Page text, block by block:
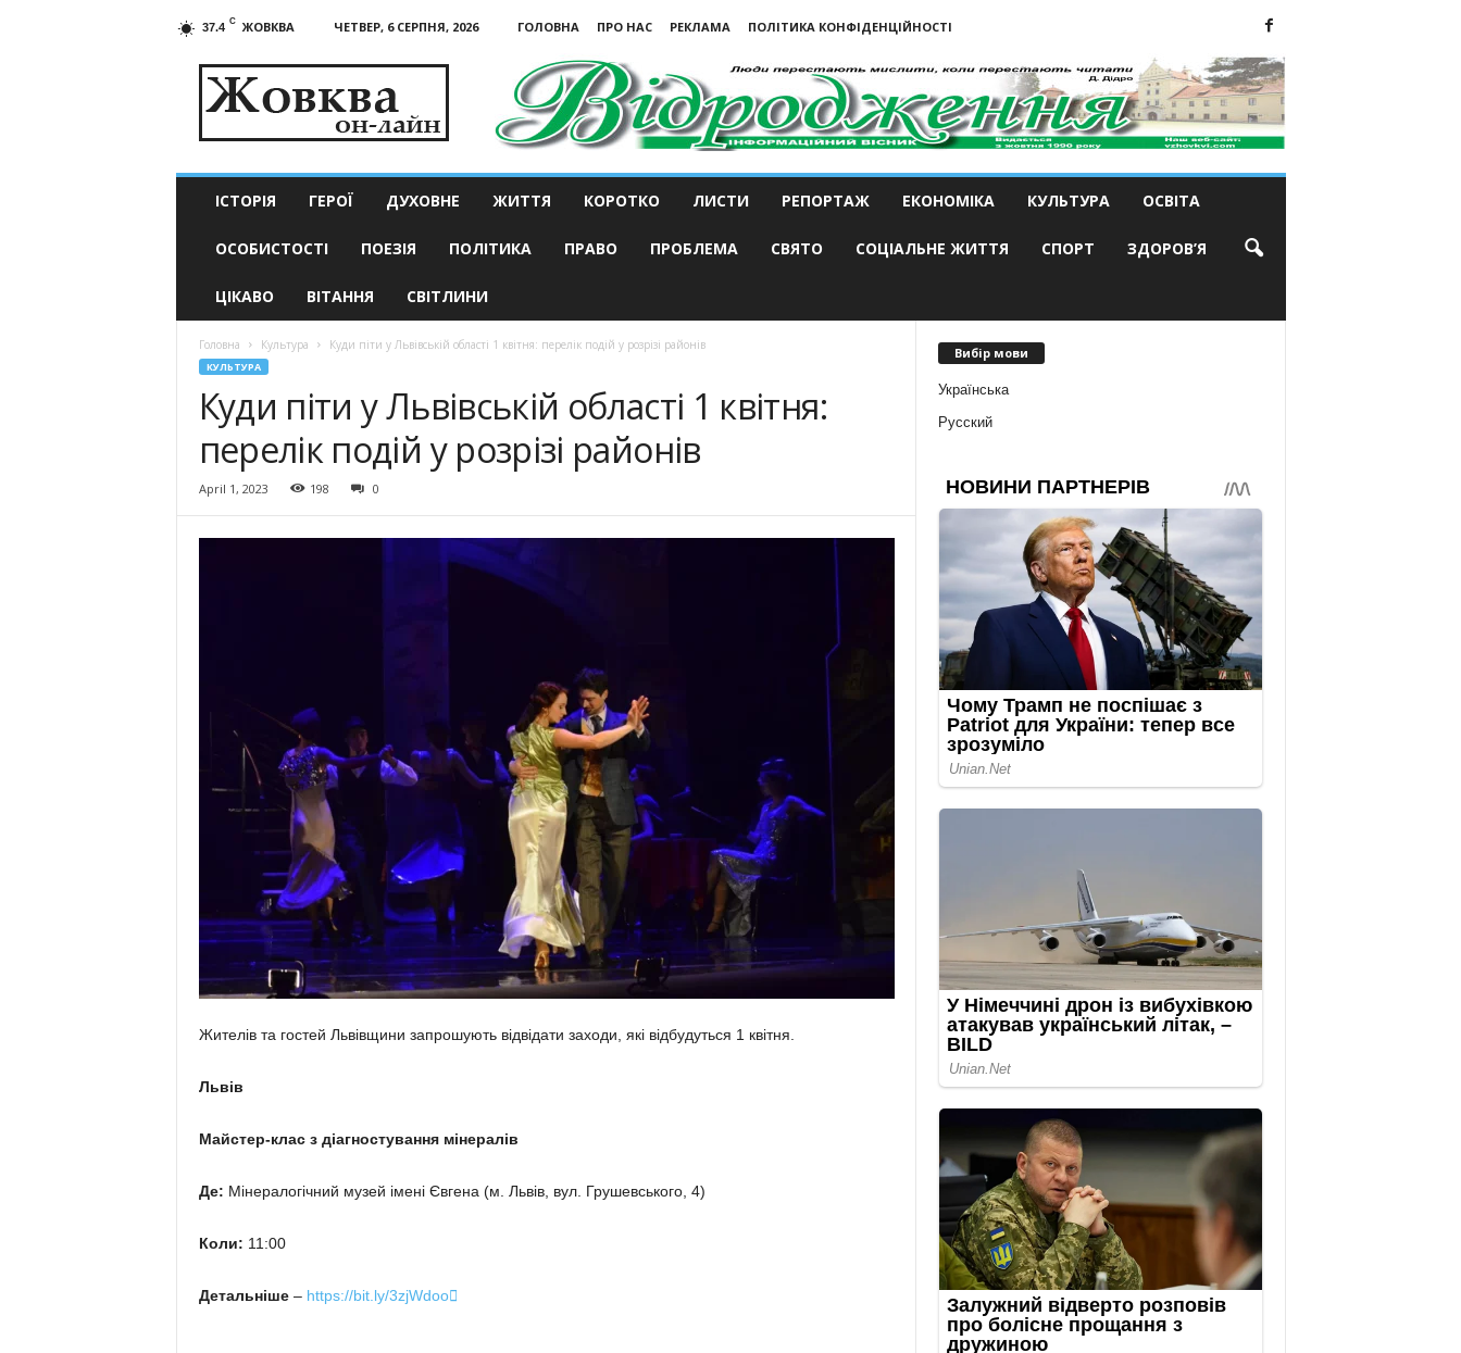
37.4 C ЖОВКВА ЧЕТВЕР, 6 СЕРПНЯ, 2026 ГОЛОВНА ПРО НАС РЕКЛАМА
ПОЛІТИКА КОНФІДЕНЦІЙНОСТІ
актуальні
ІСТОРІЯ ГЕРОЇ ДУХОВНЕ ЖИТТЯ КОРОТКО ЛИСТИ РЕПОРТАЖ ЕКОНОМІКА КУЛЬТУРА ОСВІТА
ОСОБИСТОСТІ ПОЕЗІЯ ПОЛІТИКА ПРАВО ПРОБЛЕМА СВЯТО СОЦІАЛЬНЕ ЖИТТЯ СПОРТ ЗДОРОВ’Я
ЦІКАВО ВІТАННЯ СВІТЛИНИ
Головна Культура Куди піти у Львівській області 1 квітня: перелік подій у розрізі районів
КУЛЬТУРА
Куди піти у Львівській області 1 квітня:
перелік подій у розрізі районів
April 1, 2023 198 0
Жителів та гостей Львівщини запрошують відвідати заходи, які відбудуться 1 квітня.
Львів
Майстер-клас з діагностування мінералів
Де: Мінералогічний музей імені Євгена (м. Львів, вул. Грушевського, 4)
Коли: 11:00
Детальніше– https://bit.ly/3zjWdoo
Вибір мови
Українська
Русский